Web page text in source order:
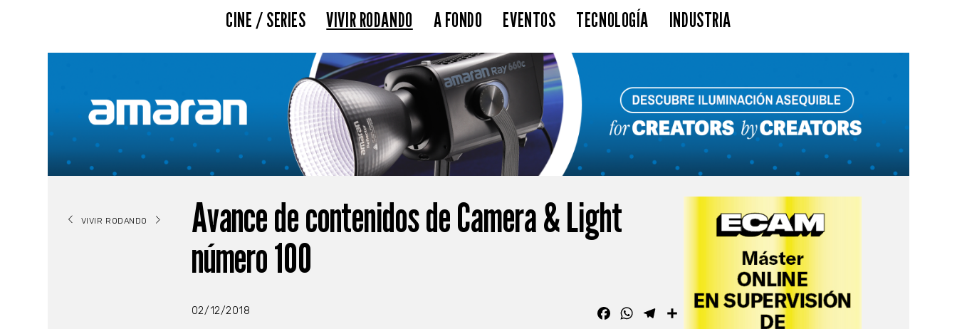
CINE / SERIES VIVIR RODANDO A FONDO EVENTOS TECNOLOGÍA INDUSTRIA
VIVIR RODANDO
Avance de contenidos de Camera & Light
número 100
02/12/2018 FacebookWhatsAppTelegram